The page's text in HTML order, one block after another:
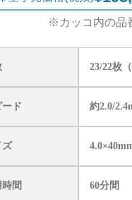
※カッコ内の品
23/22枚
ド 約2.0/
ズ
間 60分間